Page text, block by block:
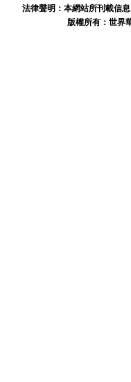
法律聲明：本網站所刊載信
版權所有：世界